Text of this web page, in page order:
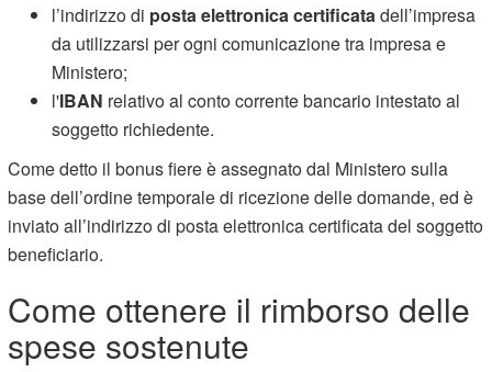
l’indirizzo di posta elettronica certificata dell’impresa
da utilizzarsi per ogni comunicazione tra impresa e
Ministero;
l'IBAN relativo al conto corrente bancario intestato al
soggetto richiedente.
Come detto il bonus fiere è assegnato dal Ministero sulla
base dell’ordine temporale di ricezione delle domande, ed è
inviato all’indirizzo di posta elettronica certificata del soggetto
beneficiario.
Come ottenere il rimborso delle
spese sostenute